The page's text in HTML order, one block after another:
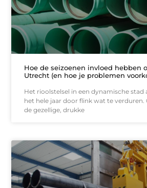
Hoe de seizoenen invloed hebben
Utrecht (en hoe je problemen
Het rioolstelsel in een dynamische stad
het hele jaar door flink wat te verduren.
de gezellige, drukke